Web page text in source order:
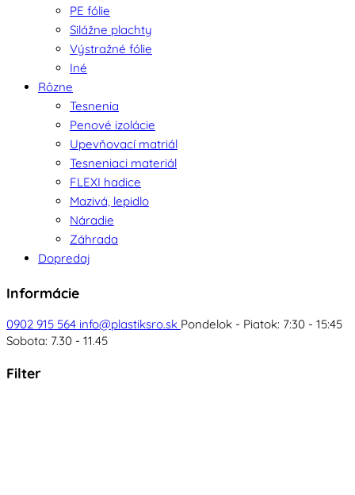
PE fólie
Silážne plachty
Výstražné fólie
Iné
Rôzne
Tesnenia
Penové izolácie
Upevňovací matriál
Tesneniaci materiál
FLEXI hadice
Mazivá, lepidlo
Náradie
Záhrada
Dopredaj
Informácie
0902 915 564 info@plastiksro.sk Pondelok - Piatok: 7:30 - 15:45
Sobota: 7.30 - 11.45
Filter